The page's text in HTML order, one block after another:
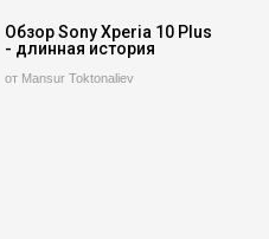
Обзор Sony Xperia 10 Plus
- длинная история
от Mansur Toktonaliev